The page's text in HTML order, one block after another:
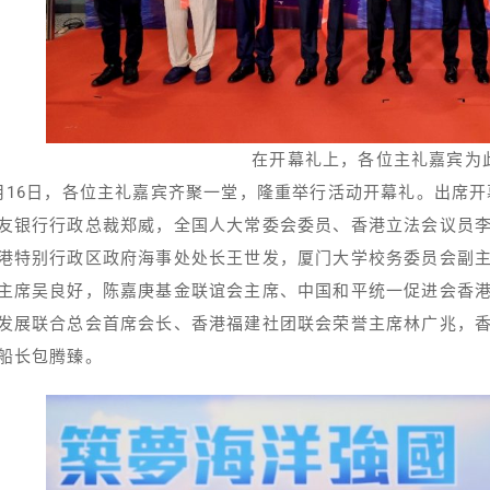
在开幕礼上，各位主礼嘉宾为
16日，各位主礼嘉宾齐聚一堂，隆重举行活动开幕礼。出席
银行行政总裁郑威，全国人大常委会委员、香港立法会议员
特别行政区政府海事处处长王世发，厦门大学校务委员会副
席吴良好，陈嘉庚基金联谊会主席、中国和平统一促进会香
展联合总会首席会长、香港福建社团联会荣誉主席林广兆，
长包腾臻。